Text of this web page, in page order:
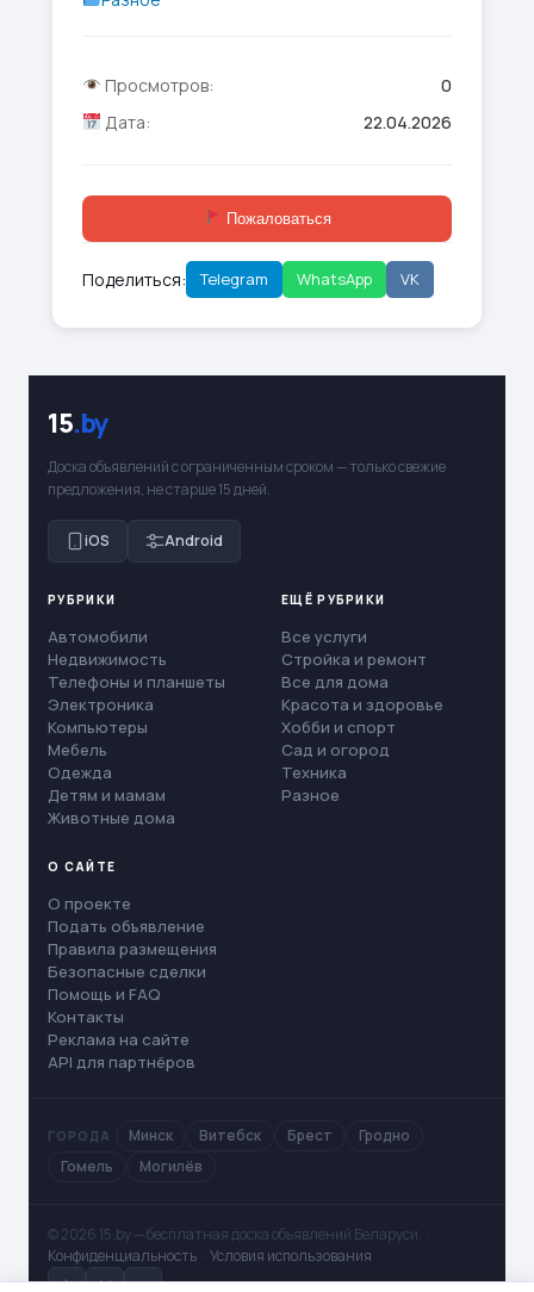
Просмотров:
0
Дата:
22.04.2026
Пожаловаться
Поделиться: Telegram WhatsApp VK
15.by
Доска объявлений с ограниченным сроком — только свежие
предложения, не старше 15 дней.
iOS Android
РУБРИКИ
Автомобили
Недвижимость
Телефоны и планшеты
Электроника
Компьютеры
Мебель
Одежда
Детям и мамам
Животные дома
ЕЩЁ РУБРИКИ
Все услуги
Стройка и ремонт
Все для дома
Красота и здоровье
Хобби и спорт
Сад и огород
Техника
Разное
О САЙТЕ
О проекте
Подать объявление
Правила размещения
Безопасные сделки
Помощь и FAQ
Контакты
Реклама на сайте
API для партнёров
ГОРОДА Минск Витебск Брест
Гродно
Гомель
Могилёв
© 2026 15.by — бесплатная доска объявлений Беларуси. ·
Конфиденциальность · Условия использования
✈ V ◻